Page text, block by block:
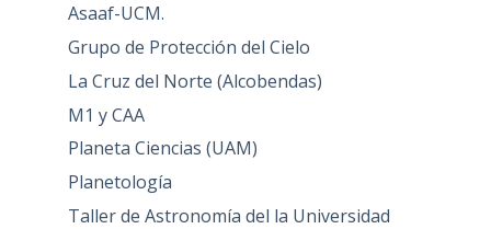
Asaaf-UCM.
Grupo de Protección del Cielo
La Cruz del Norte (Alcobendas)
M1 y CAA
Planeta Ciencias (UAM)
Planetología
Taller de Astronomía del la Universidad